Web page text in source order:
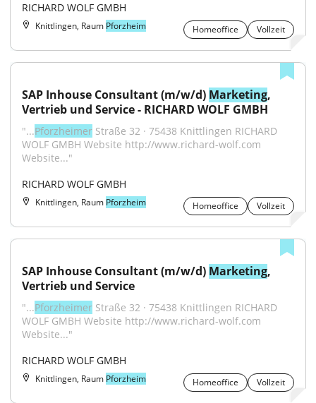
RICHARD WOLF GMBH
Knittlingen, Raum Pforzheim Homeoffice Vollzeit
SAP Inhouse Consultant (m/w/d) Marketing,
Vertrieb und Service - RICHARD WOLF GMBH
"...Pforzheimer Straße 32 · 75438 Knittlingen RICHARD
WOLF GMBH Website http://www.richard-wolf.com
Website..."
RICHARD WOLF GMBH
Knittlingen, Raum Pforzheim Homeoffice Vollzeit
SAP Inhouse Consultant (m/w/d) Marketing,
Vertrieb und Service
"...Pforzheimer Straße 32 · 75438 Knittlingen RICHARD
WOLF GMBH Website http://www.richard-wolf.com
Website..."
RICHARD WOLF GMBH
Knittlingen, Raum Pforzheim Homeoffice Vollzeit